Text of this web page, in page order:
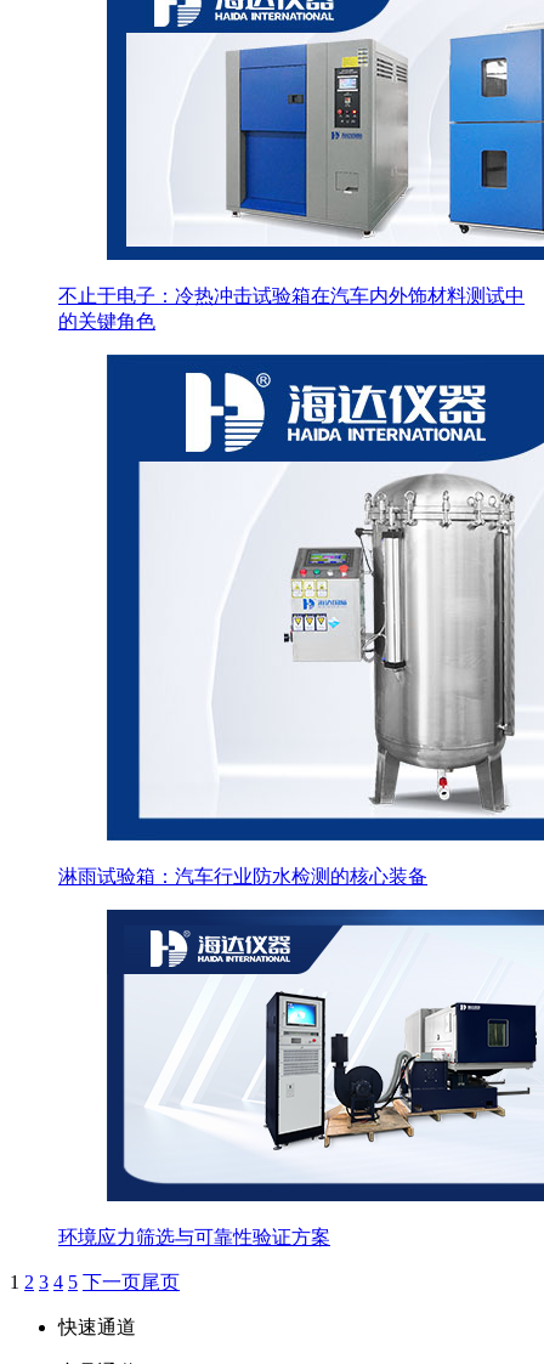
不止于电子：冷热冲击试验箱在汽车内外饰材料测试中
的关键角色
淋雨试验箱：汽车行业防水检测的核心装备
环境应力筛选与可靠性验证方案
1 2 3 4 5 下一页尾页
快速通道